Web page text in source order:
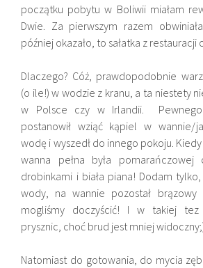
początku pobytu w Boliwii miałam
Dwie. Za pierwszym razem
później okazało, to sałatka z restauracji
Dlaczego? Cóż, prawdopodobnie
(o ile!) w wodzie z kranu, a ta niestety
w Polsce czy w Irlandii. Pewnego
postanowił wziąć kąpiel w wannie/
wodę i wyszedł do innego pokoju. Kiedy
wanna pełna była
drobinkami i biała piana! Dodam
wody, na wannie pozostał
mogliśmy doczyścić! I w takiej tez
prysznic, choć brud jest mniej
Natomiast do gotowania, do mycia